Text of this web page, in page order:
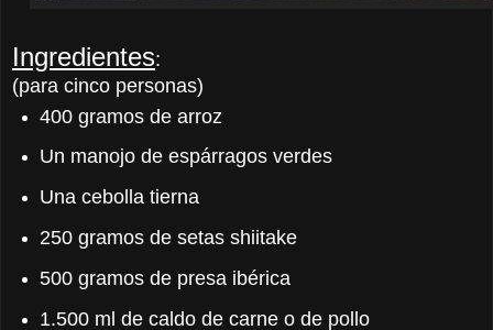
Ingredientes:
(para cinco personas)
400 gramos de arroz
Un manojo de espárragos verdes
Una cebolla tierna
250 gramos de setas shiitake
500 gramos de presa ibérica
1.500 ml de caldo de carne o de pollo